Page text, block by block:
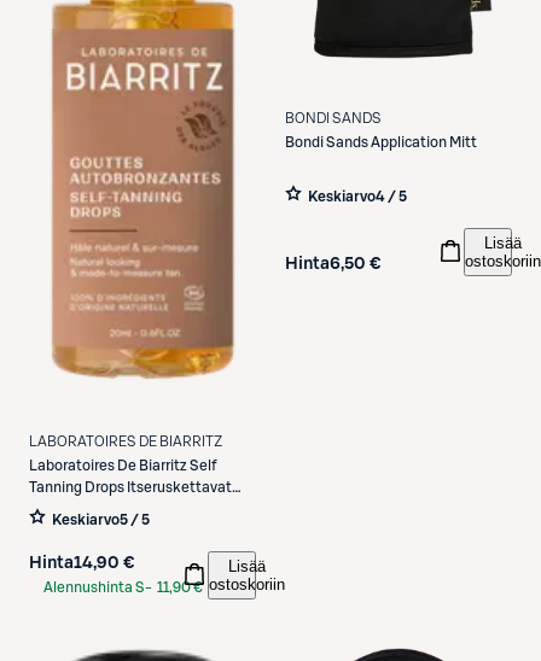
LABORATOIRES DE BIARRITZ
Laboratoires De Biarritz Self
Tanning Drops Itseruskettavat
tipat 20ml
Keskiarvo5 / 5
Hinta14,90 €
Alennushinta S- 11,90 €
Lisää
ostoskoriin
BONDI SANDS
Bondi SandsApplication Mitt
Keskiarvo4 / 5
Hinta6,50 €
Lisää
ostoskoriin